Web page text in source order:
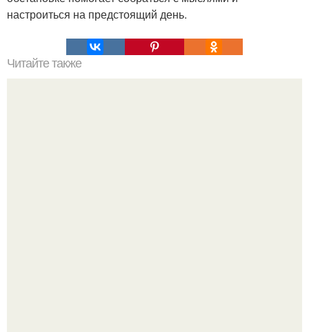
настроиться на предстоящий день.
Читайте также